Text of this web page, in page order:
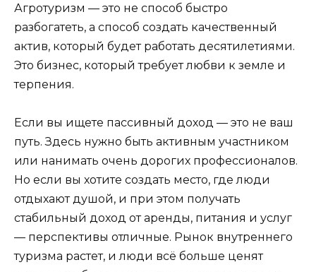
Агротуризм — это не способ быстро
разбогатеть, а способ создать качественный
актив, который будет работать десятилетиями.
Это бизнес, который требует любви к земле и
терпения.
Если вы ищете пассивный доход — это не ваш
путь. Здесь нужно быть активным участником
или нанимать очень дорогих профессионалов.
Но если вы хотите создать место, где люди
отдыхают душой, и при этом получать
стабильный доход от аренды, питания и услуг
— перспективы отличные. Рынок внутреннего
туризма растет, и люди всё больше ценят